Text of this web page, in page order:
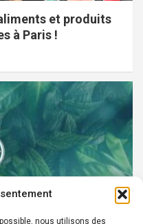
nous utilisons des
et produits
à Paris !